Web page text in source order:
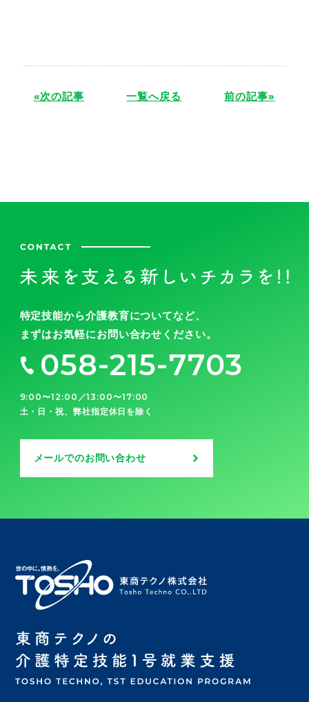
«次の記事 一覧へ戻る 前の記事»
特定技能から介護教育についてなど、
まずはお気軽にお問い合わせください。
058-215-7703
9:00〜12:00／13:00〜17:00
土・日・祝、弊社指定休日を除く
メールでのお問い合わせ